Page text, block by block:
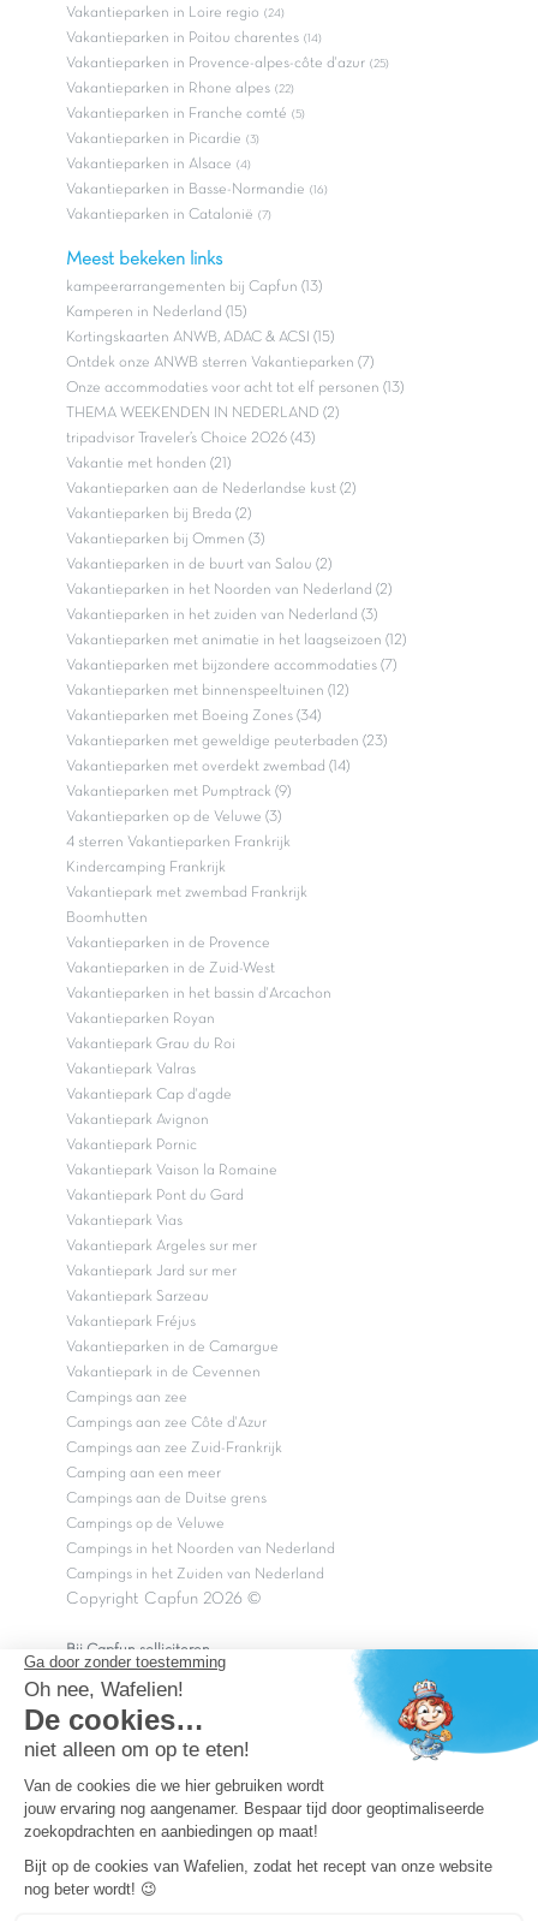
Vakantieparken in Loire regio (24)
Vakantieparken in Poitou charentes (14)
Vakantieparken in Provence-alpes-côte d'azur (25)
Vakantieparken in Rhone alpes (22)
Vakantieparken in Franche comté (5)
Vakantieparken in Picardie (3)
Vakantieparken in Alsace (4)
Vakantieparken in Basse-Normandie (16)
Vakantieparken in Catalonië (7)
Meest bekeken links
kampeerarrangementen bij Capfun (13)
Kamperen in Nederland (15)
Kortingskaarten ANWB, ADAC & ACSI (15)
Ontdek onze ANWB sterren Vakantieparken (7)
Onze accommodaties voor acht tot elf personen (13)
THEMA WEEKENDEN IN NEDERLAND (2)
tripadvisor Traveler’s Choice 2026 (43)
Vakantie met honden (21)
Vakantieparken aan de Nederlandse kust (2)
Vakantieparken bij Breda (2)
Vakantieparken bij Ommen (3)
Vakantieparken in de buurt van Salou (2)
Vakantieparken in het Noorden van Nederland (2)
Vakantieparken in het zuiden van Nederland (3)
Vakantieparken met animatie in het laagseizoen (12)
Vakantieparken met bijzondere accommodaties (7)
Vakantieparken met binnenspeeltuinen (12)
Vakantieparken met Boeing Zones (34)
Vakantieparken met geweldige peuterbaden (23)
Vakantieparken met overdekt zwembad (14)
Vakantieparken met Pumptrack (9)
Vakantieparken op de Veluwe (3)
4 sterren Vakantieparken Frankrijk
Kindercamping Frankrijk
Vakantiepark met zwembad Frankrijk
Boomhutten
Vakantieparken in de Provence
Vakantieparken in de Zuid-West
Vakantieparken in het bassin d'Arcachon
Vakantieparken Royan
Vakantiepark Grau du Roi
Vakantiepark Valras
Vakantiepark Cap d'agde
Vakantiepark Avignon
Vakantiepark Pornic
Vakantiepark Vaison la Romaine
Vakantiepark Pont du Gard
Vakantiepark Vias
Vakantiepark Argeles sur mer
Vakantiepark Jard sur mer
Vakantiepark Sarzeau
Vakantiepark Fréjus
Vakantieparken in de Camargue
Vakantiepark in de Cevennen
Campings aan zee
Campings aan zee Côte d'Azur
Campings aan zee Zuid-Frankrijk
Camping aan een meer
Campings aan de Duitse grens
Campings op de Veluwe
Campings in het Noorden van Nederland
Campings in het Zuiden van Nederland
Copyright Capfun 2026 ©
Bij Capfun solliciteren
Dutchbox Vakantiepark
Superdeals
Capfun in de media
Carabouille.nl
Wettelijke bepalingen
Algemene reisvoorwaarden
persvragen@capfun.com